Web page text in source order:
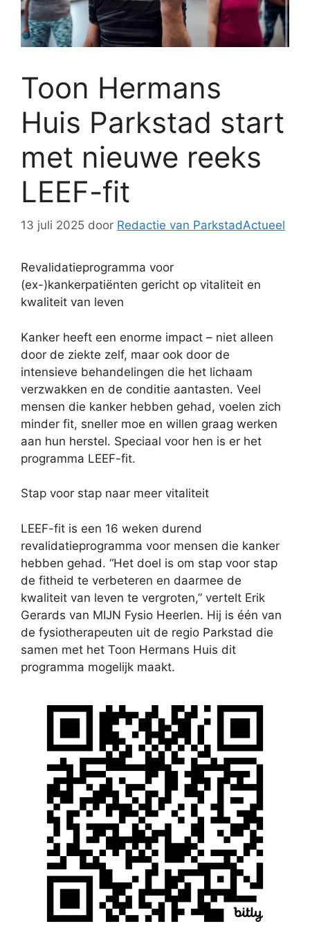
Toon Hermans
Huis Parkstad start
met nieuwe reeks
LEEF-fit
13 juli 2025 door Redactie van ParkstadActueel
Revalidatieprogramma voor
(ex-)kankerpatiënten gericht op vitaliteit en
kwaliteit van leven
Kanker heeft een enorme impact – niet alleen
door de ziekte zelf, maar ook door de
intensieve behandelingen die het lichaam
verzwakken en de conditie aantasten. Veel
mensen die kanker hebben gehad, voelen zich
minder fit, sneller moe en willen graag werken
aan hun herstel. Speciaal voor hen is er het
programma LEEF-fit.
Stap voor stap naar meer vitaliteit
LEEF-fit is een 16 weken durend
revalidatieprogramma voor mensen die kanker
hebben gehad. “Het doel is om stap voor stap
de fitheid te verbeteren en daarmee de
kwaliteit van leven te vergroten,” vertelt Erik
Gerards van MIJN Fysio Heerlen. Hij is één van
de fysiotherapeuten uit de regio Parkstad die
samen met het Toon Hermans Huis dit
programma mogelijk maakt.